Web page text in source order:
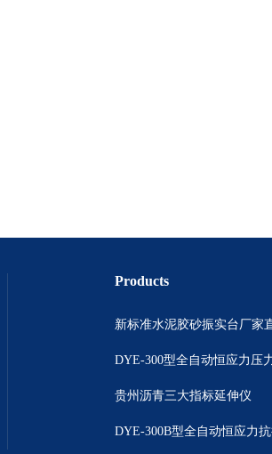
Products
新标准水泥胶砂振实台厂家
DYE-300型全自动恒应力压
贵州沥青三大指标延伸仪